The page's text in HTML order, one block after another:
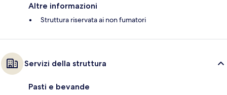
Altre informazioni
Struttura riservata ai non fumatori
Servizi della struttura
Pasti e bevande